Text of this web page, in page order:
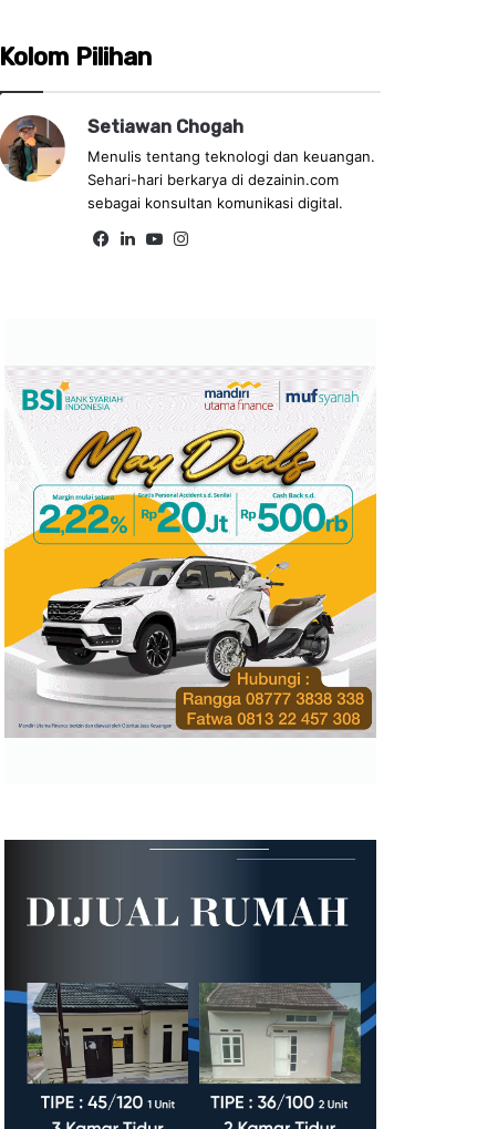
Kolom Pilihan
Setiawan Chogah
Menulis tentang teknologi dan keuangan.
Sehari-hari berkarya di dezainin.com
sebagai konsultan komunikasi digital.
Fa Lin Yo